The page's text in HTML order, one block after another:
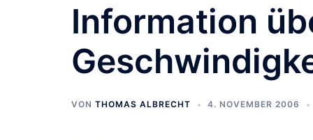
Information
VON THOMAS ALBRECHT 4. NOVEMBER 2006